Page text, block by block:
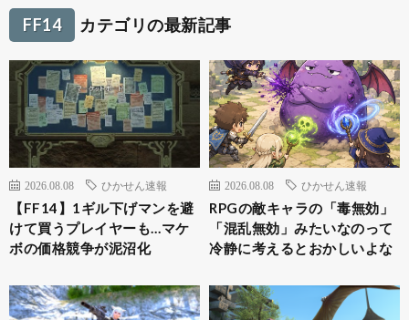
FF14 カテゴリの最新記事
2026.08.08 ひかせん速報
【FF14】1ギル下げマンを避
けて買うプレイヤーも…マケ
ボの価格競争が泥沼化
2026.08.08 ひかせん速報
RPGの敵キャラの「毒無効」
「混乱無効」みたいなのって
冷静に考えるとおかしいよな